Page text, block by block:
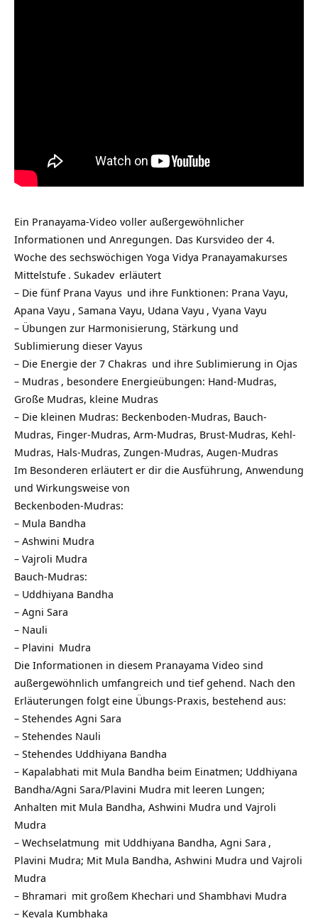
Ein Pranayama-Video voller außergewöhnlicher
Informationen und Anregungen. Das Kursvideo der 4.
Woche des sechswöchigen Yoga Vidya Pranayamakurses
Mittelstufe . Sukadev erläutert
– Die fünf Prana Vayus und ihre Funktionen: Prana Vayu,
Apana Vayu , Samana Vayu, Udana Vayu , Vyana Vayu
– Übungen zur Harmonisierung, Stärkung und
Sublimierung dieser Vayus
– Die Energie der 7 Chakras und ihre Sublimierung in Ojas
– Mudras , besondere Energieübungen: Hand-Mudras,
Große Mudras, kleine Mudras
– Die kleinen Mudras: Beckenboden-Mudras, Bauch-
Mudras, Finger-Mudras, Arm-Mudras, Brust-Mudras, Kehl-
Mudras, Hals-Mudras, Zungen-Mudras, Augen-Mudras
Im Besonderen erläutert er dir die Ausführung, Anwendung
und Wirkungsweise von
Beckenboden-Mudras:
– Mula Bandha
– Ashwini Mudra
– Vajroli Mudra
Bauch-Mudras:
– Uddhiyana Bandha
– Agni Sara
– Nauli
– Plavini Mudra
Die Informationen in diesem Pranayama Video sind
außergewöhnlich umfangreich und tief gehend. Nach den
Erläuterungen folgt eine Übungs-Praxis, bestehend aus:
– Stehendes Agni Sara
– Stehendes Nauli
– Stehendes Uddhiyana Bandha
– Kapalabhati mit Mula Bandha beim Einatmen; Uddhiyana
Bandha/Agni Sara/Plavini Mudra mit leeren Lungen;
Anhalten mit Mula Bandha, Ashwini Mudra und Vajroli
Mudra
– Wechselatmung mit Uddhiyana Bandha, Agni Sara ,
Plavini Mudra; Mit Mula Bandha, Ashwini Mudra und Vajroli
Mudra
– Bhramari mit großem Khechari und Shambhavi Mudra
– Kevala Kumbhaka